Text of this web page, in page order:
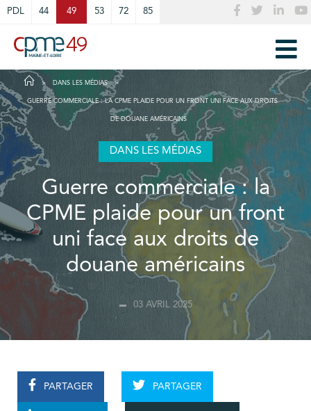
PDL 44 49 53 72 85
DANS LES MÉDIAS
GUERRE COMMERCIALE : LA CPME PLAIDE POUR UN FRONT UNI FACE AUX DROITS
DE DOUANE AMÉRICAINS
DANS LES MÉDIAS
Guerre commerciale : la
CPME plaide pour un front
uni face aux droits de
douane américains
03 AVRIL 2025
PARTAGER PARTAGER
Cookies management panel